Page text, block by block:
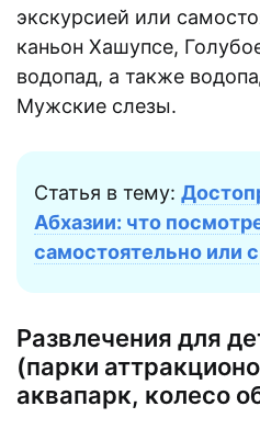
экскурсией или
каньон Хашупсе,
водопад, а также
Мужские слезы.
Статья в тему:
Абхазии: что
самостоятельно или
Развлечения для
(парки
аквапарк, колесо